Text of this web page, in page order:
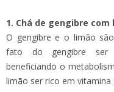
1. Chá de gengibre com
O gengibre e o limão
fato do gengibre ser
beneficiando o
limão ser rico em vitamina